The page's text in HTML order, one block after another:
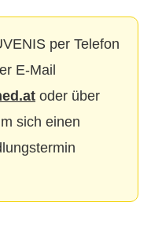
per Telefon
E-Mail
oder über
sich einen